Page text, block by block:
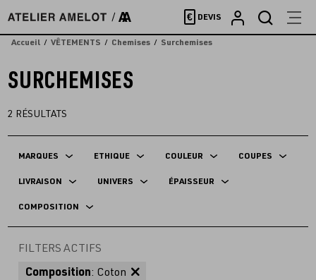
directement
au
€ DEVIS
Accueil VÊTEMENTS Chemises Surchemises
SURCHEMISES
2 RÉSULTATS
MARQUES ETHIQUE COULEUR COUPES
LIVRAISON UNIVERS ÉPAISSEUR
COMPOSITION
FILTERS ACTIFS
Composition: Coton